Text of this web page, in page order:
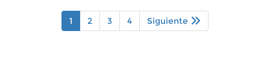
1 2 3 4 Siguiente